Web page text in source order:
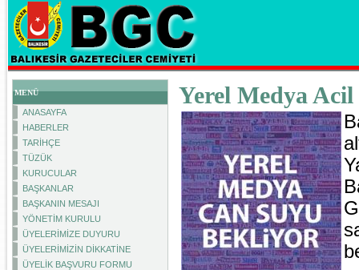
MENÜ
ANASAYFA
HABERLER
TARİHÇE
TÜZÜK
KURUCULAR
BAŞKANLAR
BAŞKANIN MESAJI
YÖNETİM KURULU
ÜYELERİMİZE DUYURU
ÜYELERİMİZİN DİKKATİNE
ÜYELİK BAŞVURU FORMU
Yerel Medya